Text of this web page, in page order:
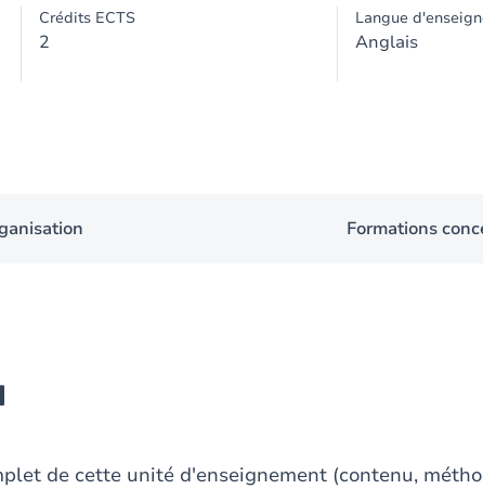
Crédits ECTS
2
Langue
Anglais
Formations
de cette unité d'enseignement (contenu,